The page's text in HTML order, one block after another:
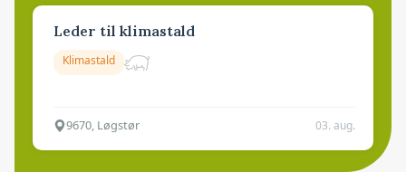
Leder til klimastald
Klimastald
9670, Løgstør 03. aug.